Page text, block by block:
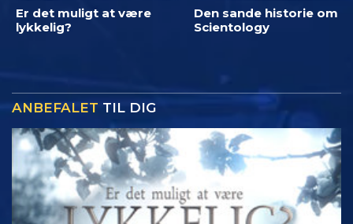
Er det muligt at være
lykkelig?
Den sande historie om
Scientology
ANBEFALET TIL DIG